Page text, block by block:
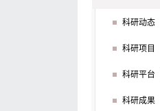
科研动态
科研项目
科研平台
科研成果